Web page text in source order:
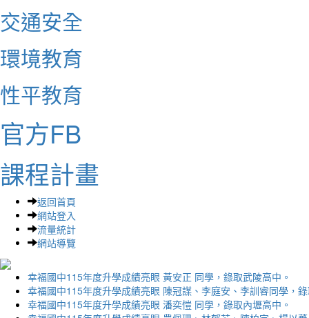
交通安全
環境教育
性平教育
官方FB
課程計畫
返回首頁
網站登入
流量統計
網站導覽
幸福國中115年度升學成績亮眼 黃安正 同學，錄取武陵高中。
幸福國中115年度升學成績亮眼 陳冠謀、李庭安、李訓睿同學，
幸福國中115年度升學成績亮眼 潘奕愷 同學，錄取內壢高中。